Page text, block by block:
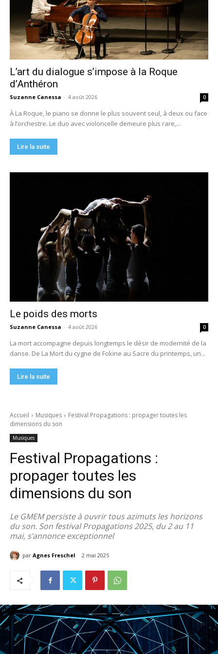
L’art du dialogue s’impose à la Roque
d’Anthéron
Suzanne Canessa - 4 août 2026 0
À La Roque, le piano se donne le plus souvent seul, à deux ou face
à l’orchestre. Le duo avec violoncelle demeure plus rare,...
Lire la suite
Le poids des morts
Suzanne Canessa - 4 août 2026 0
La mort accompagne depuis longtemps le désir de modernité de la
danse. De La Mort du cygne de Fokine au Sacre du printemps, un...
Lire la suite